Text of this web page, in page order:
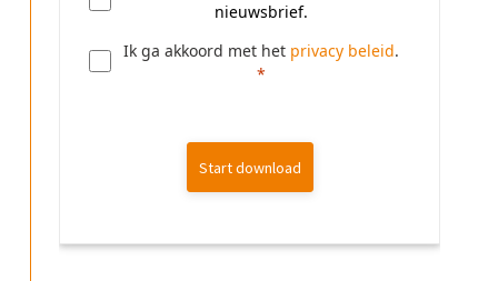
nieuwsbrief.
Ik ga akkoord met het privacy beleid.
Start download